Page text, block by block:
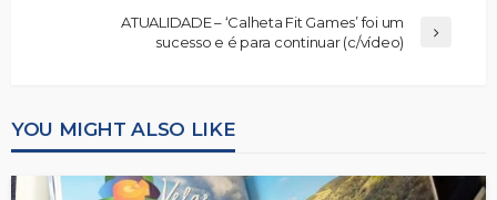
ATUALIDADE – ‘Calheta Fit Games’ foi um
sucesso e é para continuar (c/vídeo)
YOU MIGHT ALSO LIKE